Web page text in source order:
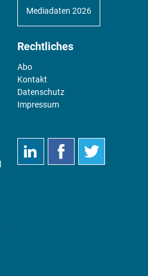
Mediadaten 2026
Rechtliches
Abo
Kontakt
Datenschutz
Impressum